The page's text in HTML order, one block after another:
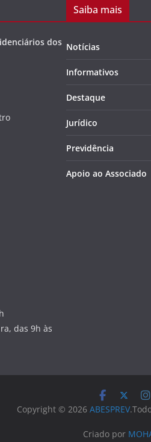
dos
das 9h às
Saiba mais
Notícias
Informativos
Destaque
Jurídico
Previdência
Apoio ao Associado
Copyright © 2026 ABESPREV
Criado por